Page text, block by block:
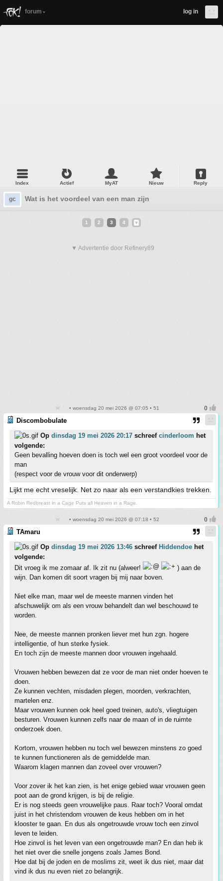
forum log in
Index Actief MyAT Nieuw Reply
gc Wat is het voordeel van een man zijn
1 2 3 4
▼ Advertentie door Refinery89
• woensdag 20 mei 2026 @ 07:05 • 51
Discombobulate
Op dinsdag 19 mei 2026 20:17 schreef cinderloom het
volgende:
Geen bevalling hoeven doen is toch wel een groot voordeel voor de
man
(respect voor de vrouw voor dit onderwerp)
Lijkt me echt vreselijk. Net zo naar als een verstandkies trekken.
A Robin Redbreast in a Cage Puts all Heaven in a Rage.
• woensdag 20 mei 2026 @ 07:18 • 52
TAmaru
Op dinsdag 19 mei 2026 13:46 schreef Hiddendoe het
volgende:
Dit vroeg ik me zomaar af. Ik zit nu (alweer!
) aan de
wijn. Dan komen dit soort vragen bij mij naar boven.
Niet elke man, maar wel de meeste mannen vinden het
afschuwelijk om als een vrouw behandelt dan wel beschouwd te
worden.
Nee, de meeste mannen pronken liever met hun zgn. hogere
intelligentie, of hun sterke fysiek.
En toch zijn de meeste mannen door vrouwen ingehaald.
Vrouwen hebben bewezen dat ze voor de man niet onder hoeven te
doen.
Ze kunnen vechten, misdaden plegen, moorden, verkrachten,
martelen enz.
Maar vrouwen kunnen ook heel goed treinen, auto's, vliegtuigen
besturen. Vrouwen kunnen zelfs naar de maan of in de ruimte
onderzoek doen.
Kortom, vrouwen hebben nu toch wel bewezen minstens zo goed
te kunnen functioneren als de gemiddelde man.
Waarom klagen mannen dan zoveel over vrouwen?
Voor zover ik het kan zien, is het enige gebied waar vrouwen geen
poot aan de grond krijgen, is bij de religie.
Er is nog steeds geen vrouwelijke paus. Raar toch? Vooral omdat
juist in het christendom vrouwen de keus hebben om in het
klooster te gaan. En dus als ongetrouwde vrouw toch een zinvol
leven te leiden.
Hoe zinvol is het leven van een ongetrouwde man? En dan heb ik
het niet over die snelle jongens zoals James Bond.
Hoe dat bij de joden en de moslims zit, weet ik dus niet, maar dat
vind ik dus nu even niet zo belangrijk.